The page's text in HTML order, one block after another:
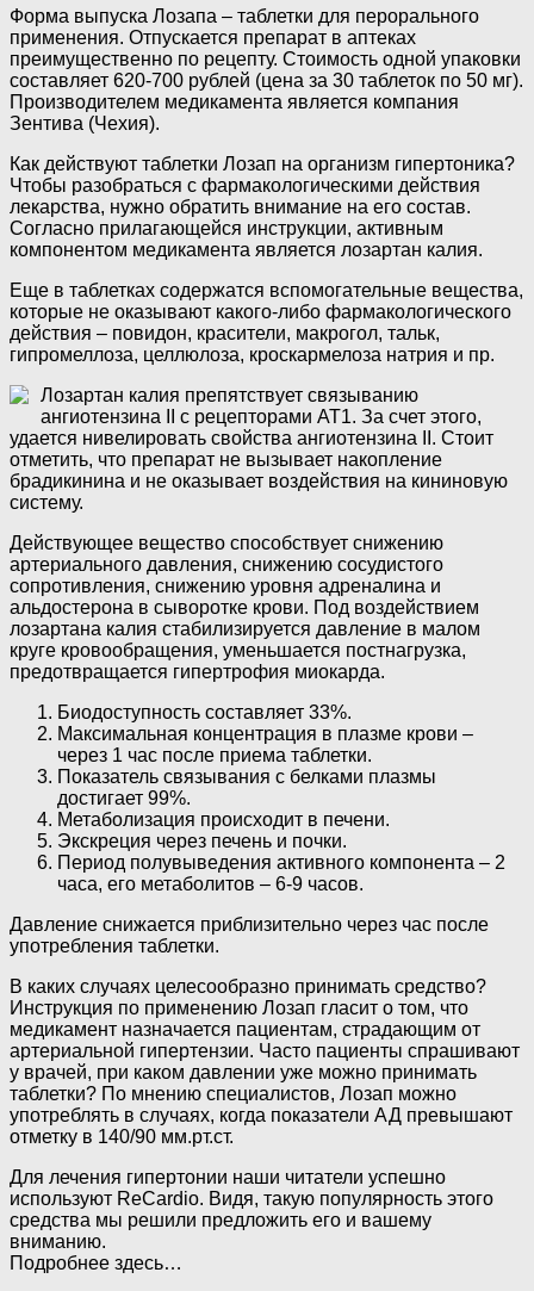
Форма выпуска Лозапа – таблетки для перорального
применения. Отпускается препарат в аптеках
преимущественно по рецепту. Стоимость одной упаковки
составляет 620-700 рублей (цена за 30 таблеток по 50 мг).
Производителем медикамента является компания
Зентива (Чехия).
Как действуют таблетки Лозап на организм гипертоника?
Чтобы разобраться с фармакологическими действия
лекарства, нужно обратить внимание на его состав.
Согласно прилагающейся инструкции, активным
компонентом медикамента является лозартан калия.
Еще в таблетках содержатся вспомогательные вещества,
которые не оказывают какого-либо фармакологического
действия – повидон, красители, макрогол, тальк,
гипромеллоза, целлюлоза, кроскармелоза натрия и пр.
Лозартан калия препятствует связыванию
ангиотензина II с рецепторами АТ1. За счет этого,
удается нивелировать свойства ангиотензина II. Стоит
отметить, что препарат не вызывает накопление
брадикинина и не оказывает воздействия на кининовую
систему.
Действующее вещество способствует снижению
артериального давления, снижению сосудистого
сопротивления, снижению уровня адреналина и
альдостерона в сыворотке крови. Под воздействием
лозартана калия стабилизируется давление в малом
круге кровообращения, уменьшается постнагрузка,
предотвращается гипертрофия миокарда.
Биодоступность составляет 33%.
Максимальная концентрация в плазме крови –
через 1 час после приема таблетки.
Показатель связывания с белками плазмы
достигает 99%.
Метаболизация происходит в печени.
Экскреция через печень и почки.
Период полувыведения активного компонента – 2
часа, его метаболитов – 6-9 часов.
Давление снижается приблизительно через час после
употребления таблетки.
В каких случаях целесообразно принимать средство?
Инструкция по применению Лозап гласит о том, что
медикамент назначается пациентам, страдающим от
артериальной гипертензии. Часто пациенты спрашивают
у врачей, при каком давлении уже можно принимать
таблетки? По мнению специалистов, Лозап можно
употреблять в случаях, когда показатели АД превышают
отметку в 140/90 мм.рт.ст.
Для лечения гипертонии наши читатели успешно
используют ReCardio. Видя, такую популярность этого
средства мы решили предложить его и вашему
вниманию.
Подробнее здесь…